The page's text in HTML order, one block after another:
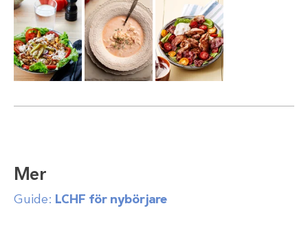
Mer
Guide: LCHF för nybörjare